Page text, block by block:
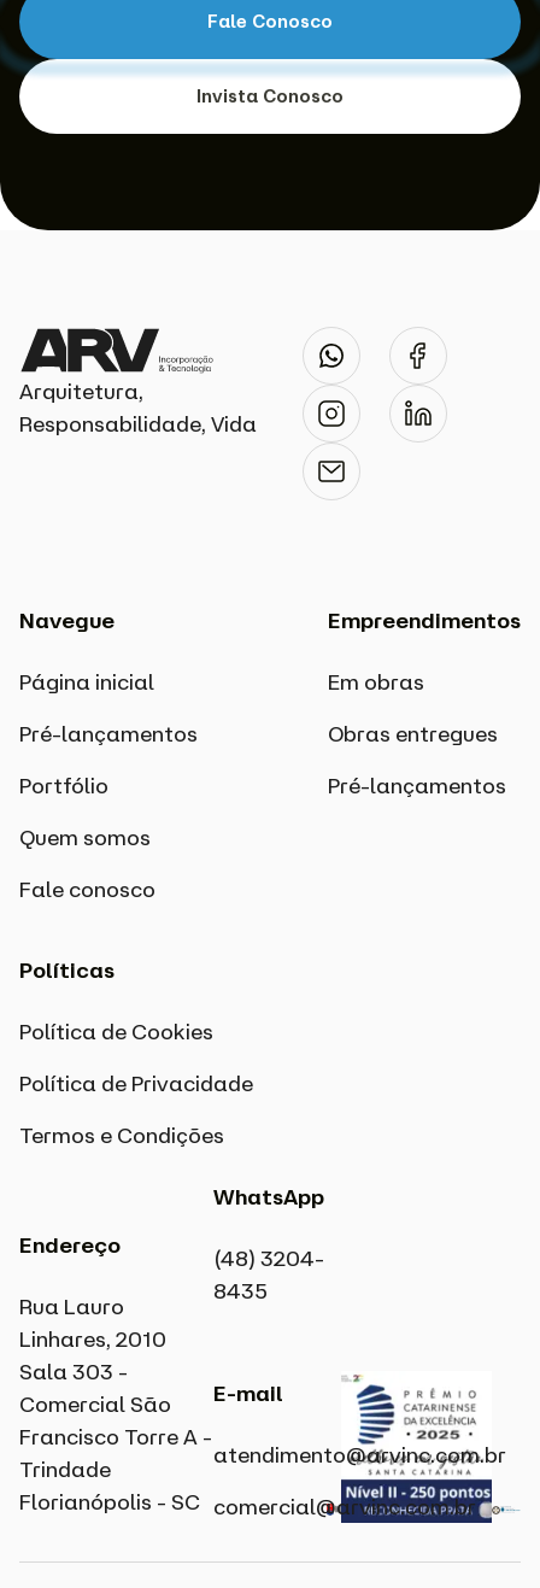
Fale Conosco
Invista Conosco
Arquitetura,
Responsabilidade, Vida
Navegue
Página inicial
Pré-lançamentos
Portfólio
Quem somos
Fale conosco
Empreendimentos
Em obras
Obras entregues
Pré-lançamentos
Políticas
Política de Cookies
Política de Privacidade
Termos e Condições
Endereço
Rua Lauro
Linhares, 2010
Sala 303 -
Comercial São
Francisco Torre A -
Trindade
Florianópolis - SC
WhatsApp
(48) 3204-
8435
E-mail
atendimento@arvinc.com.br​
comercial@arvinc.com.br